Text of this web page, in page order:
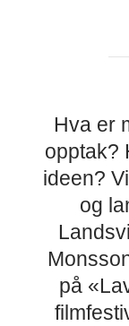
Hva er
opptak?
ideen?
og
på